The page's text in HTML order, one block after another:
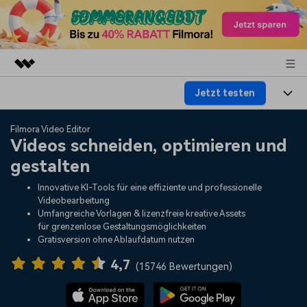
Dienstprogramme
Business
Überblick
Lösungen
Über uns
Presseraum
Support
Jetzt testen
Produkte
Plattformen
Funktionen
Assets
KI
Video/Foto
Audio
Lösungen
Soziale Medien
Marketing & Business
Lifestyle & Spaß
Ressourcen
Video-Prompts
Über 100 heiße Video-
Meisterkurs
Beherrschen Sie
Hilfe-Center
Erste Schritte
Filmora Video Editor
Videos schneiden, optimieren und
gestalten
Innovative KI-Tools für eine effiziente und professionelle
Videobearbeitung
Umfangreiche Vorlagen & lizenzfreie kreative Assets
für grenzenlose Gestaltungsmöglichkeiten
Gratisversion ohne Ablaufdatum nutzen
4,7 (15746 Bewertungen)